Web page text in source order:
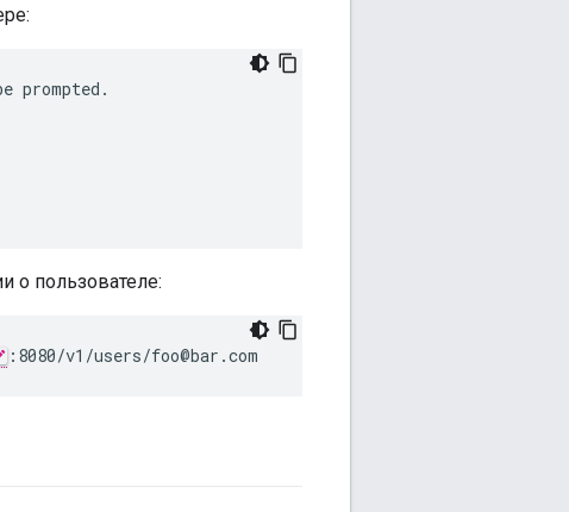
prompted .
о пользователе:
:8080/v1/users/foo@bar.com